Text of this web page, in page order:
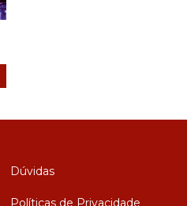
Dúvidas
Políticas de Privacidade